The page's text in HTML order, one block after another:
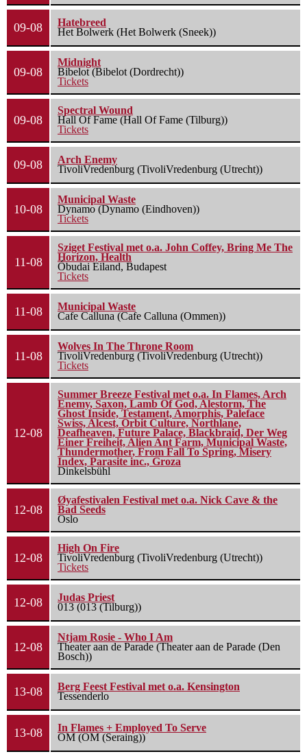
09-08
Hatebreed
Het Bolwerk (Het Bolwerk (Sneek))
09-08
Midnight
Bibelot (Bibelot (Dordrecht))
Tickets
09-08
Spectral Wound
Hall Of Fame (Hall Of Fame (Tilburg))
Tickets
09-08
Arch Enemy
TivoliVredenburg (TivoliVredenburg (Utrecht))
10-08
Municipal Waste
Dynamo (Dynamo (Eindhoven))
Tickets
11-08
Sziget Festival met o.a. John Coffey, Bring Me The
Horizon, Health
Óbudai Eiland, Budapest
Tickets
11-08
Municipal Waste
Cafe Calluna (Cafe Calluna (Ommen))
11-08
Wolves In The Throne Room
TivoliVredenburg (TivoliVredenburg (Utrecht))
Tickets
12-08
Summer Breeze Festival met o.a. In Flames, Arch
Enemy, Saxon, Lamb Of God, Alestorm, The
Ghost Inside, Testament, Amorphis, Paleface
Swiss, Alcest, Orbit Culture, Northlane,
Deafheaven, Future Palace, Blackbraid, Der Weg
Einer Freiheit, Alien Ant Farm, Municipal Waste,
Thundermother, From Fall To Spring, Misery
Index, Parasite inc., Groza
Dinkelsbühl
12-08
Øyafestivalen Festival met o.a. Nick Cave & the
Bad Seeds
Oslo
12-08
High On Fire
TivoliVredenburg (TivoliVredenburg (Utrecht))
Tickets
12-08
Judas Priest
013 (013 (Tilburg))
12-08
Ntjam Rosie - Who I Am
Theater aan de Parade (Theater aan de Parade (Den
Bosch))
13-08
Berg Feest Festival met o.a. Kensington
Tessenderlo
13-08
In Flames + Employed To Serve
OM (OM (Seraing))